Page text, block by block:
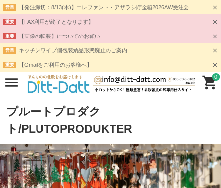
営業 【発注締切：8/13(木)】エレファント・アザラシ貯金箱2026AW受注会
重要 【FAX利用が終了となります】
重要 【画像の転載】についてのお願い
営業 キッチンワイプ個包装納品形態廃止のご案内
重要 【Gmailをご利用のお客様へ】
0
プルートプロダク
ト/PLUTOPRODUKTER